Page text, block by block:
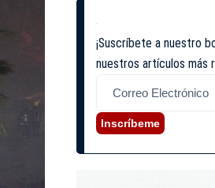
¡Suscríbete a nuestro
nuestros artículos más
Inscríbeme